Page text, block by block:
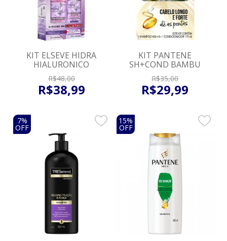
KIT ELSEVE HIDRA
HIALURONICO
R$48,00
R$38,99
KIT PANTENE
SH+COND BAMBU
R$35,00
R$29,99
7%
OFF
15%
OFF